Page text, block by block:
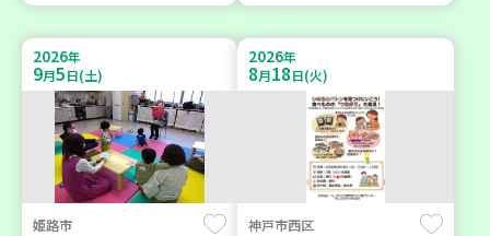
2026年
9月5日(土)
姫路市
2026年
8月18日(火)
神戸市西区